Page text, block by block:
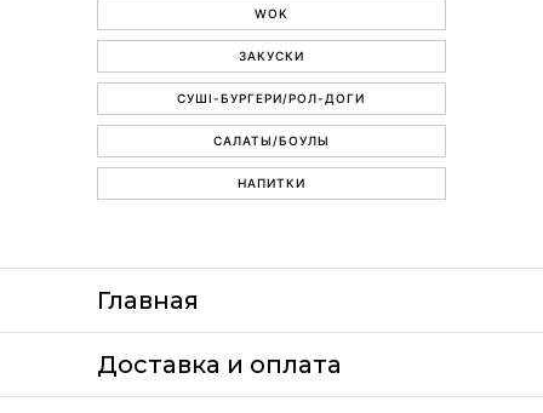
WOK
ЗАКУСКИ
СУШІ-БУРГЕРИ/РОЛ-ДОГИ
САЛАТЫ/БОУЛЫ
НАПИТКИ
Главная
Доставка и оплата